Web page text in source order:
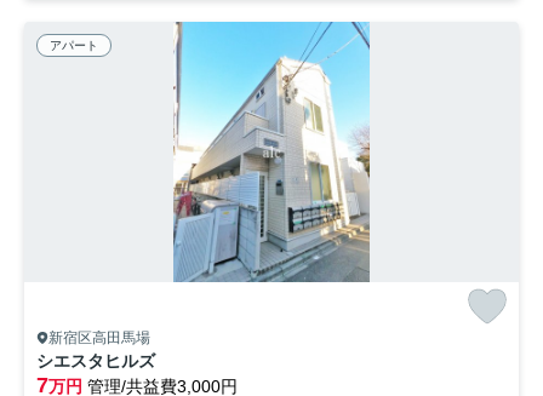
アパート
新宿区高田馬場
シエスタヒルズ
7万円 管理/共益費3,000円